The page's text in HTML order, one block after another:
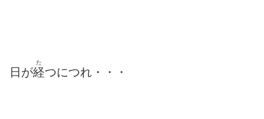
日が経
た
つにつれ・・・